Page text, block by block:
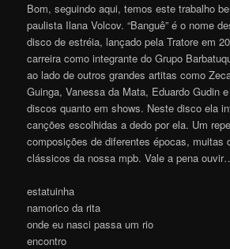
Bom, seguindo aqui, temos este trabalho
paulista Ilana Volcov. “Banguê” é o nome
disco de estréia, lançado pela Tratore em
carreira como integrante do Grupo
ao lado de outros grandes artitas como
Guinga, Vanessa da Mata, Eduardo Gudin
discos quanto em shows. Neste disco ela
canções escolhidas a dedo por ela. Um
composições de diferentes épocas, muitas
clássicos da nossa mpb. Vale a pena
estatuinha
namorico da rita
onde eu nasci passa um rio
encontro